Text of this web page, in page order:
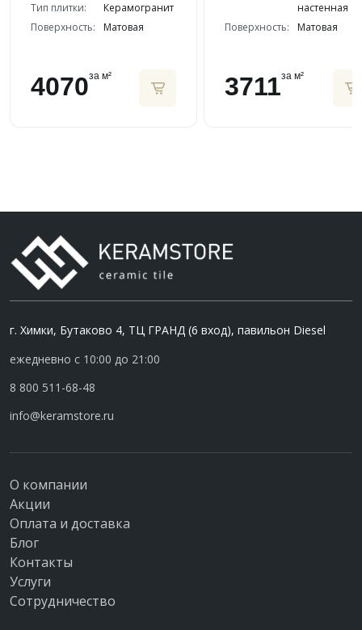
Тип плитки:
Керамогранит
Поверхность:
Матовая
4070за м²
настенная
Поверхность:
Матовая
3711за м²
г. Химки, Бутаково 4, ТЦ ГРАНД (6 вход), павильон Diesel
ежедневно с 10:00 до 21:00
8 800 511-68-48
info@keramstore.ru
О компании
Акции
Оплата и доставка
Блог
Контакты
Услуги
Сотрудничество